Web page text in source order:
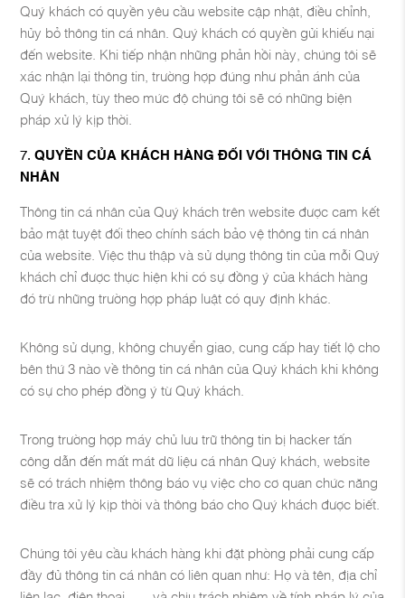
Quý khách có quyền yêu cầu website cập nhật, điều chỉnh,
hủy bỏ thông tin cá nhân. Quý khách có quyền gửi khiếu nại
đến website. Khi tiếp nhận những phản hồi này, chúng tôi sẽ
xác nhận lại thông tin, trường hợp đúng như phản ánh của
Quý khách, tùy theo mức độ chúng tôi sẽ có những biện
pháp xử lý kịp thời.
QUYỀN CỦA KHÁCH HÀNG ĐỐI VỚI THÔNG TIN CÁ
NHÂN
Thông tin cá nhân của Quý khách trên website được cam kết
bảo mật tuyệt đối theo chính sách bảo vệ thông tin cá nhân
của website. Việc thu thập và sử dụng thông tin của mỗi Quý
khách chỉ được thực hiện khi có sự đồng ý của khách hàng
đó trừ những trường hợp pháp luật có quy định khác.
Không sử dụng, không chuyển giao, cung cấp hay tiết lộ cho
bên thứ 3 nào về thông tin cá nhân của Quý khách khi không
có sự cho phép đồng ý từ Quý khách.
Trong trường hợp máy chủ lưu trữ thông tin bị hacker tấn
công dẫn đến mất mát dữ liệu cá nhân Quý khách, website
sẽ có trách nhiệm thông báo vụ việc cho cơ quan chức năng
điều tra xử lý kịp thời và thông báo cho Quý khách được biết.
Chúng tôi yêu cầu khách hàng khi đặt phòng phải cung cấp
đầy đủ thông tin cá nhân có liên quan như: Họ và tên, địa chỉ